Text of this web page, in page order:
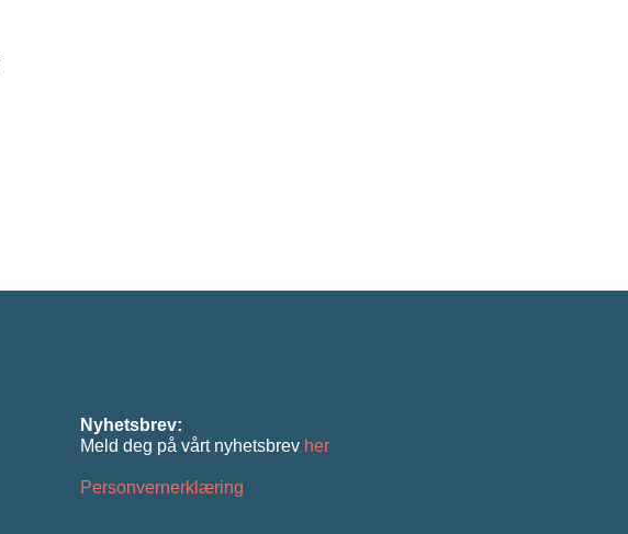
Nyhetsbrev:
Meld deg på vårt nyhetsbrev her
Personvernerklæring